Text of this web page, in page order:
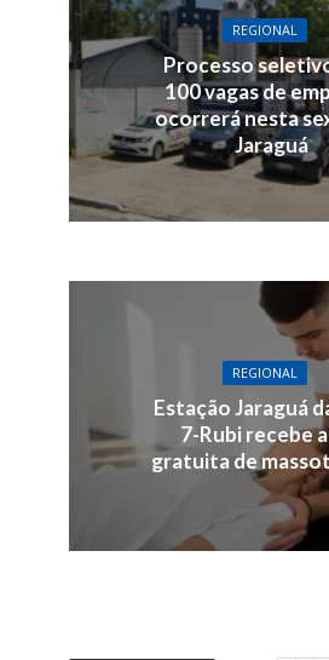
REGIONAL
Processo
100 vagas de
ocorrerá nesta
Jaraguá
REGIONAL
Estação Jaraguá
7-Rubi recebe
gratuita de